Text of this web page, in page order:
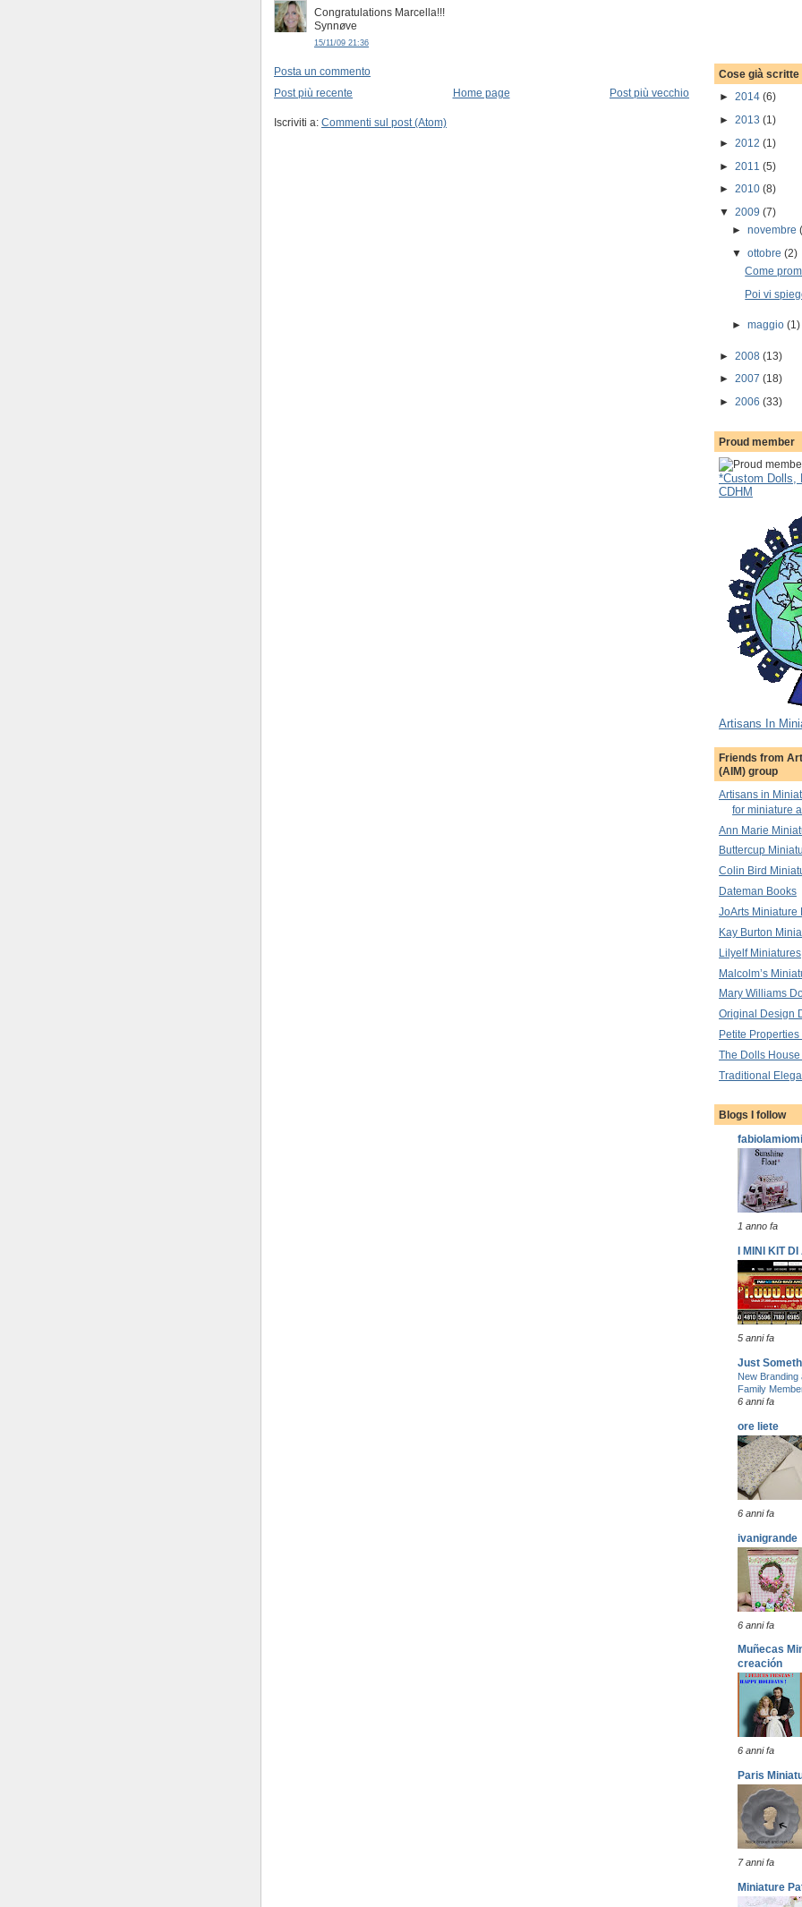
Congratulations Marcella!!!
Synnøve
15/11/09 21:36
Posta un commento
Post più recente
Post più vecchio
Home page
Iscriviti a: Commenti sul post (Atom)
Cose già scritte
► 2014 (6)
► 2013 (1)
► 2012 (1)
► 2011 (5)
► 2010 (8)
▼ 2009 (7)
►novembre
▼ottobre(2)
Come
Poi vi
►maggio(1)
► 2008 (13)
► 2007 (18)
► 2006 (33)
Proud member
*Custom Dolls,
CDHM
Artisans In
Friends from
(AIM) group
Artisans in
for miniature
Ann Marie
Buttercup
Colin Bird
Dateman Books
JoArts Miniature
Kay Burton
Lilyelf Miniatures
Malcolm’s
Mary Williams
Original Design
Petite Properties
The Dolls House
Traditional
Blogs I follow
1 anno fa
I MINI KIT
5 anni fa
Just
New Branding
Family
6 anni fa
ore liete
6 anni fa
ivanigrande
6 anni fa
Muñecas
creación
6 anni fa
Paris
7 anni fa
Miniature